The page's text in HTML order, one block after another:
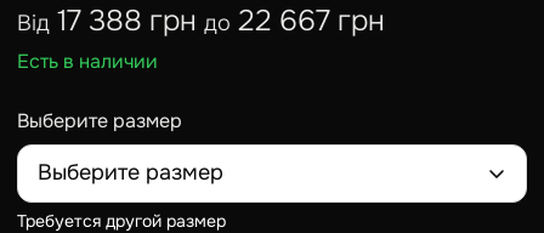
Від 17 388 грн до 22 667 грн
Есть в наличии
Выберите размер
Выберите размер
Требуется другой размер